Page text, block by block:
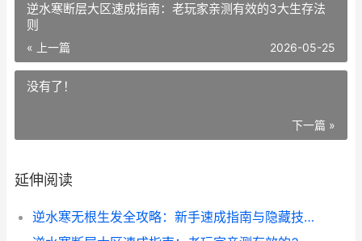
逆水寒断层大区速成指南：老玩家亲测有效的3大生存法
则
« 上一篇 2026-05-25
没有了！
下一篇 »
延伸阅读
逆水寒无根生发全攻略：新手速成指南与隐藏技巧